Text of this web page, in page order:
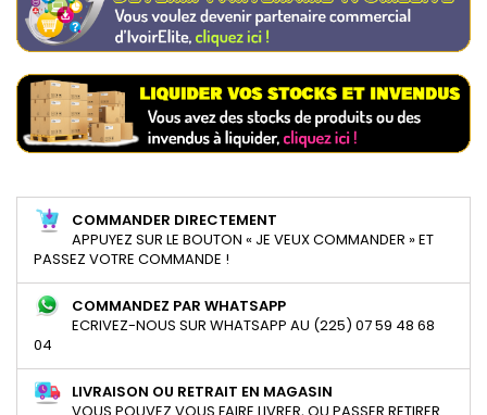
COMMANDER DIRECTEMENT
APPUYEZ SUR LE BOUTON « JE VEUX COMMANDER » ET
PASSEZ VOTRE COMMANDE !
COMMANDEZ PAR WHATSAPP
ECRIVEZ-NOUS SUR WHATSAPP AU (225) 07 59 48 68
04
LIVRAISON OU RETRAIT EN MAGASIN